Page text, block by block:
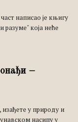
написао је књигу
разуме" која неће
–
у природу и
насипу у